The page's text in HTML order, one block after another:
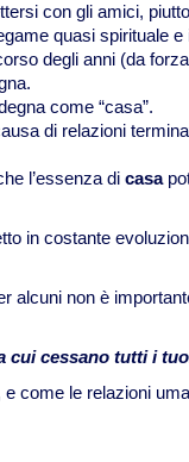
con gli amici,
quasi spirituale e
degli anni (da
come “casa”.
di relazioni
l’essenza di casa
in costante
non è
cui cessano tutti i
come le relazioni